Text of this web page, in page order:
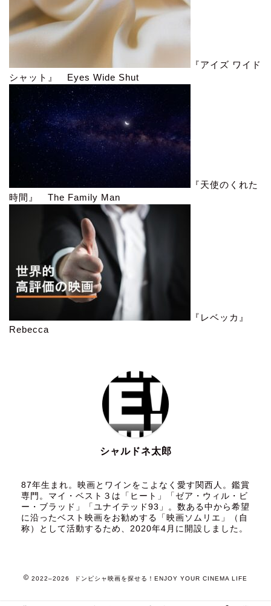
『アイズ ワイド
シャット』 Eyes Wide Shut
『天使のくれた
時間』 The Family Man
『レベッカ』
Rebecca
シャルドネ太郎
87年生まれ。映画とワインをこよなく愛す関西人。鑑賞
専門。マイ・ベスト３は「ヒート」「ゼア・ウィル・ビ
ー・ブラッド」「ユナイテッド93」。数ある中から希望
に沿ったベスト映画をお勧めする「映画ソムリエ」（自
称）として活動するため、2020年4月に開設しました。
2022–2026 ドンピシャ映画を探せる！ENJOY YOUR CINEMA LIFE